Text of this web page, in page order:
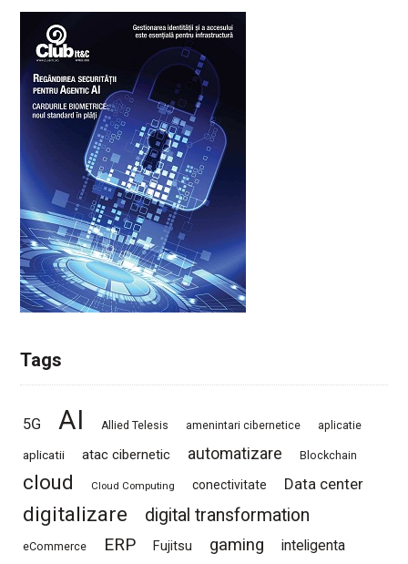
Tags
5G AI Allied Telesis amenintari cibernetice aplicatie
aplicatii atac cibernetic automatizare Blockchain
cloud Cloud Computing conectivitate Data center
digitalizare digital transformation
eCommerce ERP Fujitsu gaming inteligenta